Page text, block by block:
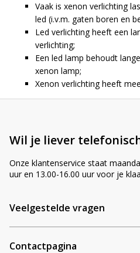
Vaak is xenon verlichting
led (i.v.m. gaten boren en
Led verlichting heeft een
verlichting;
Een led lamp behoudt
xenon lamp;
Xenon verlichting heeft
Wil je liever
Onze klantenservice staat
uur en 13.00-16.00 uur voor je
Veelgestelde vragen
Contactpagina